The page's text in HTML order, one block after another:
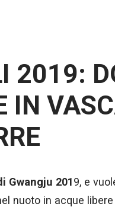
2019:
IN
Gwangju 2019, e
nuoto in acque